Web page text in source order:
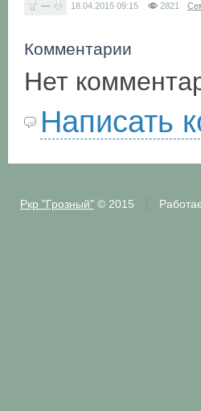
— 18.04.2015 09:15 2821
Комментарии
Нет
Написать
Ркр "Грозный"© 2015